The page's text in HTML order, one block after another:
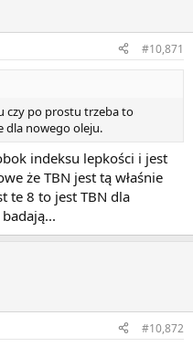
#10,871
czy po prostu trzeba to
dla nowego oleju.
indeksu lepkości i jest
że TBN jest tą właśnie
te 8 to jest TBN dla
#10,872